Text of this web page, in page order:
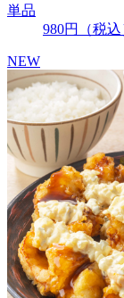
単品
980円 （税込
NEW